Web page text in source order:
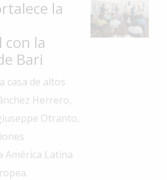
la
la
Bari
casa de altos
Herrero,
Otranto,
América Latina